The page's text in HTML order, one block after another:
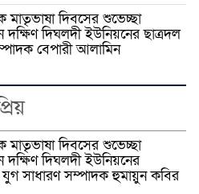
মাতৃভাষা দিবসের শুভেচ্ছা
দক্ষিণ দিঘলদী ইউনিয়নের ছাত্রদল
বেপারী আলামিন
মাতৃভাষা দিবসের শুভেচ্ছা
দক্ষিণ দিঘলদী ইউনিয়নের
যুগ সাধারণ সম্পাদক হুমায়ুন কবির